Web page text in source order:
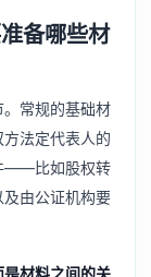
备哪些材
常规的基础材
法定代表人的
——比如股权转
由公证机构要